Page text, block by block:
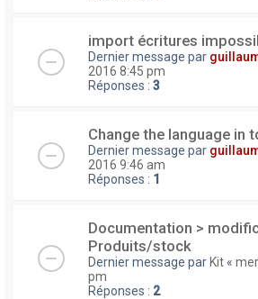
import écritures
Dernier message par
2016 8:45 pm
Réponses : 3
Change the language in
Dernier message par
2016 9:46 am
Réponses : 1
Documentation >
Produits/stock
Dernier message parKit «
pm
Réponses : 2